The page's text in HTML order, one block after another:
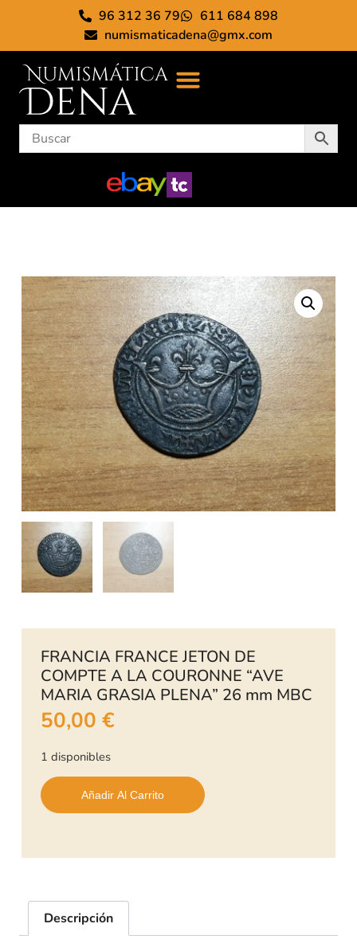
96 312 36 79
611 684 898
numismaticadena@gmx.com
FRANCIA FRANCE JETON DE
COMPTE A LA COURONNE “AVE
MARIA GRASIA PLENA” 26 mm MBC
50,00 €
1 disponibles
Añadir Al Carrito
Descripción